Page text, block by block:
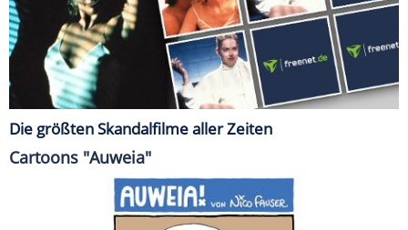
Die größten Skandalfilme aller Zeiten
Cartoons "Auweia"